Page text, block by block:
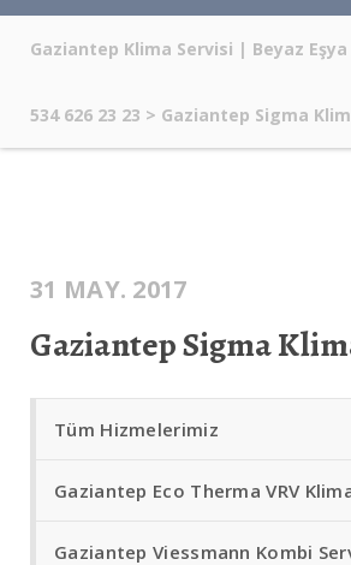
Gaziantep Klima Servisi | Beyaz
534 626 23 23 > Gaziantep Sigma
31 MAY. 2017
Gaziantep Sigma
Tüm Hizmelerimiz
Gaziantep Eco Therma VRV
Gaziantep Viessmann Kombi